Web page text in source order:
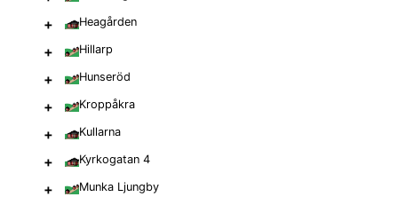
+ Heagården
+ Hillarp
+ Hunseröd
+ Kroppåkra
+ Kullarna
+ Kyrkogatan 4
+ Munka Ljungby